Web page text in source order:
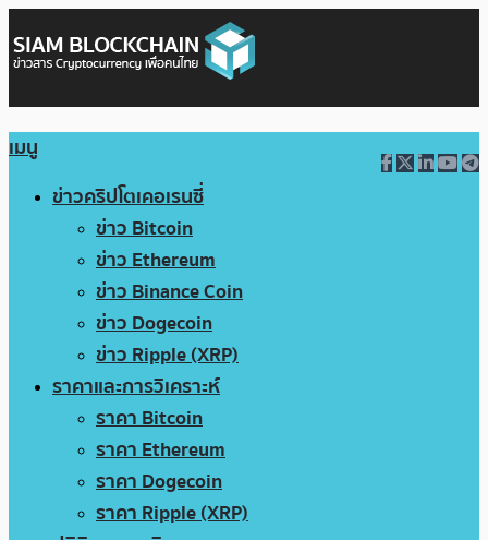
เมนู
ข่าวคริปโตเคอเรนซี่
ข่าว Bitcoin
ข่าว Ethereum
ข่าว Binance Coin
ข่าว Dogecoin
ข่าว Ripple (XRP)
ราคาและการวิเคราะห์
ราคา Bitcoin
ราคา Ethereum
ราคา Dogecoin
ราคา Ripple (XRP)